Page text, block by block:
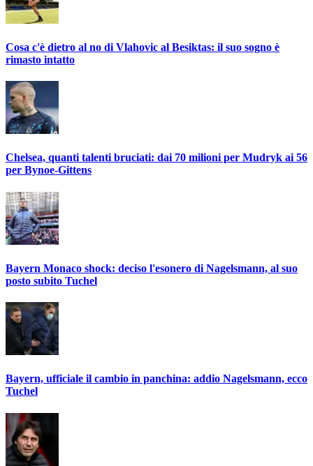
Cosa c'è dietro al no di Vlahovic al Besiktas: il suo sogno è
rimasto intatto
Chelsea, quanti talenti bruciati: dai 70 milioni per Mudryk ai 56
per Bynoe-Gittens
Bayern Monaco shock: deciso l'esonero di Nagelsmann, al suo
posto subito Tuchel
Bayern, ufficiale il cambio in panchina: addio Nagelsmann, ecco
Tuchel